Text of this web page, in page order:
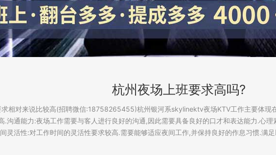
杭州夜场上班要求高吗?
相对来说比较高(招聘微信:18758265455)杭州银河系skylinektv夜场KTV工作主要体现
.沟通能力:夜场工作需要与客人进行良好的沟通,因此需要具备良好的口才和表达能力.心
灵活性:对工作时间的灵活性要求较高.需要能够适应夜间工作,并保持良好的作息习惯.满